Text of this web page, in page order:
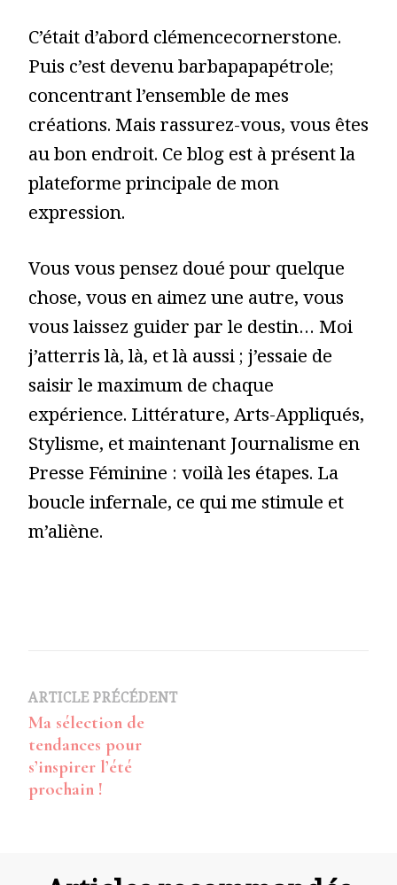
C’était d’abord clémencecornerstone.
Puis c’est devenu barbapapapétrole;
concentrant l’ensemble de mes
créations. Mais rassurez-vous, vous êtes
au bon endroit. Ce blog est à présent la
plateforme principale de mon
expression.
Vous vous pensez doué pour quelque
chose, vous en aimez une autre, vous
vous laissez guider par le destin… Moi
j’atterris là, là, et là aussi ; j’essaie de
saisir le maximum de chaque
expérience. Littérature, Arts-Appliqués,
Stylisme, et maintenant Journalisme en
Presse Féminine : voilà les étapes. La
boucle infernale, ce qui me stimule et
m’aliène.
Navigation
d’article
ARTICLE PRÉCÉDENT
Ma sélection de
tendances pour
s’inspirer l’été
prochain !